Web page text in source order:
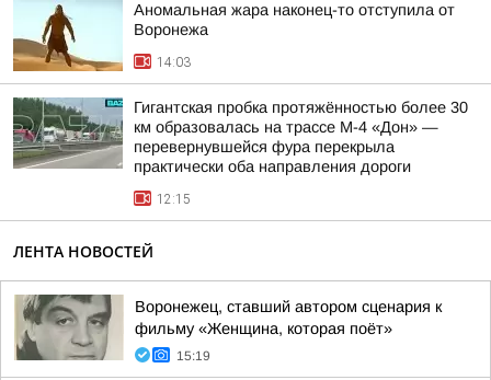
Аномальная жара наконец-то отступила от
Воронежа
14:03
Гигантская пробка протяжённостью более 30
км образовалась на трассе М-4 «Дон» —
перевернувшейся фура перекрыла
практически оба направления дороги
12:15
ЛЕНТА НОВОСТЕЙ
Воронежец, ставший автором сценария к
фильму «Женщина, которая поёт»
15:19